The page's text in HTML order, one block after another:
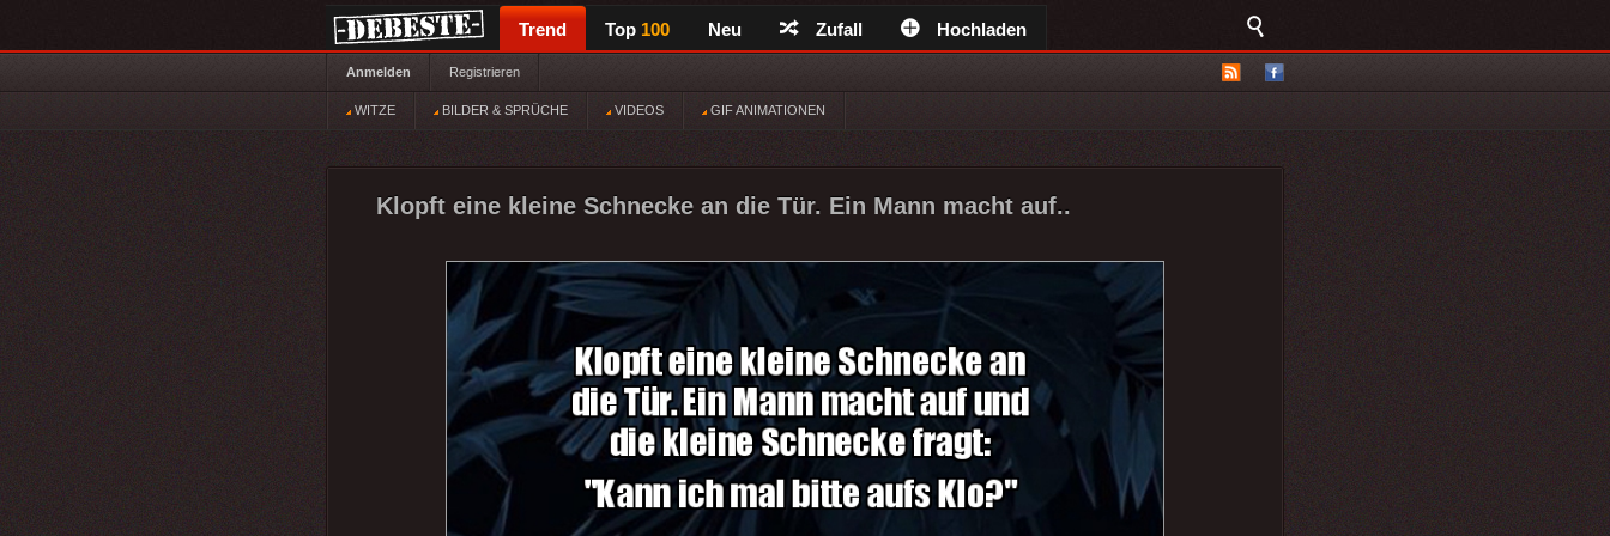
Trend Top 100 Neu Zufall Hochladen
Anmelden Registrieren
WITZE BILDER & SPRÜCHE VIDEOS GIF ANIMATIONEN
Klopft eine kleine Schnecke an die Tür. Ein Mann macht auf..